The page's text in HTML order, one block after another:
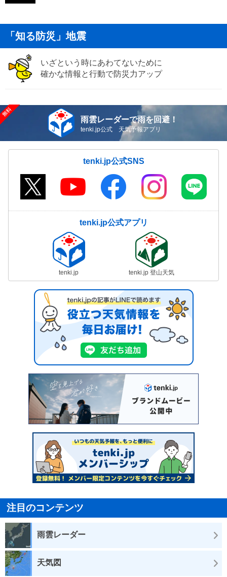
「知る防災」地震
いざという時にあわてないために
確かな情報と行動で防災力アップ
雨雲レーダーで雨を回避！
tenki.jp公式 天気予報アプリ
tenki.jp公式SNS
tenki.jp公式アプリ
tenki.jp tenki.jp 登山天気
注目のコンテンツ
雨雲レーダー
天気図